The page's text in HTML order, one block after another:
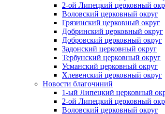
2-ой Липецкий церковный
Воловский церковный округ
Грязинский церковный округ
Добринский церковный округ
Добровский церковный округ
Задонский церковный округ
Тербунский церковный округ
Усманский церковный округ
Хлевенский церковный округ
Новости благочиний
1-ый Липецкий церковный
2-ой Липецкий церковный
Воловский церковный округ